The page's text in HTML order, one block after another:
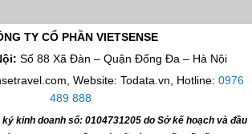
TY CỔ PHẦN VIETSENSE
Số 88 Xã Đàn – Quận Đống Đa – Hà Nội
Website: Todata.vn, Hotline: 0976
489 888
kinh doanh số: 0104731205 do Sở kế hoạch và đầu